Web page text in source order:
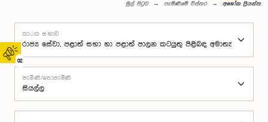
02
මුල් පිටුව පැමිණීමේ විස්තර අශෝක ප්‍රියන්ත
කාරක සභාව
පැමිණි/නොපැමිණි